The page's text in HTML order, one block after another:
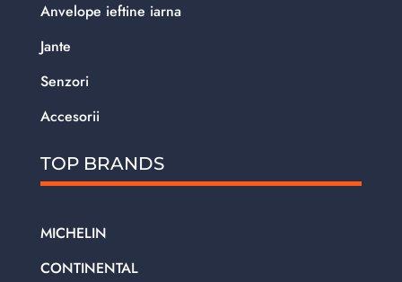
Anvelope ieftine iarna
Jante
Senzori
Accesorii
TOP BRANDS
MICHELIN
CONTINENTAL